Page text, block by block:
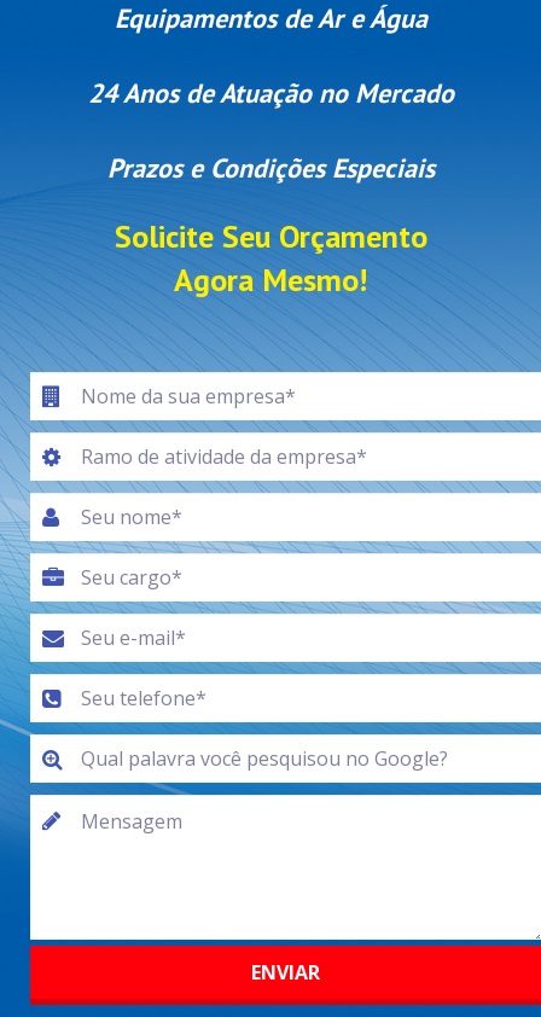
Equipamentos de Ar e Água
24 Anos de Atuação no Mercado
Prazos e Condições Especiais
Solicite Seu Orçamento
Agora Mesmo!